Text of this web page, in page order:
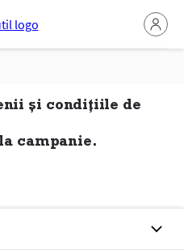
și condițiile de
campanie.